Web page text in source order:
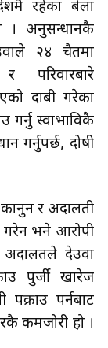
रहेका बेला
। अनुसन्धानकै
२४ चैतमा
परिवारबारे
दाबी गरेका
गर्नु स्वाभाविकै
गर्नुपर्छ, दोषी
कानुन र अदालती
गरेन भने आरोपी
देउवा
पुर्जी खारेज
पक्राउ पर्नबाट
कमजोरी हो ।